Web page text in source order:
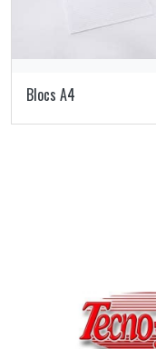
Blocs A4